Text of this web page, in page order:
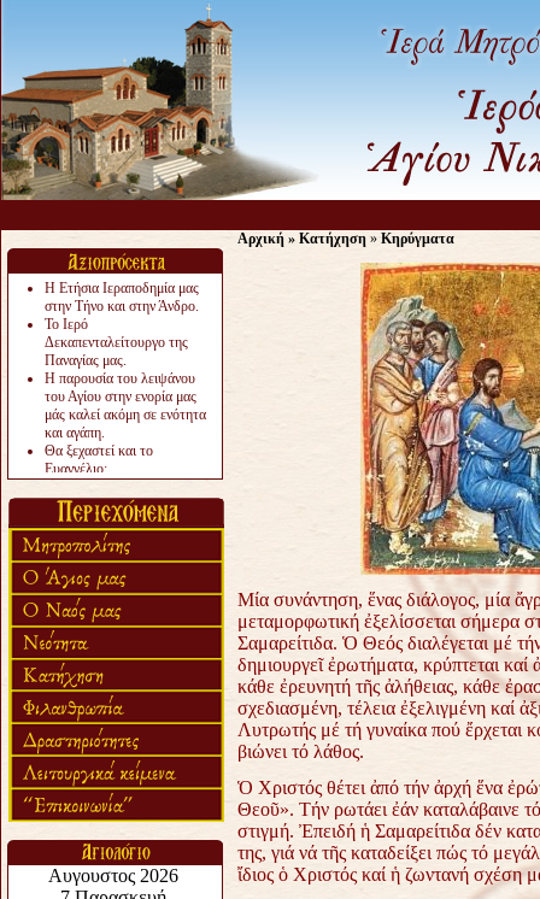
Η Ετήσια Ιεραποδημία μας
στην Τήνο και στην Άνδρο.
Το Ιερό
Δεκαπενταλείτουργο της
Παναγίας μας.
Η παρουσία του λειψάνου
του Αγίου στην ενορία μας
μάς καλεί ακόμη σε ενότητα
και αγάπη.
Θα ξεχαστεί και το
Ευαγγέλιο;
«πολύ αργά».
Ζητείται....
Αρχική » Κατήχηση » Κηρύγματα
Μία συνάντηση, ἕνας διάλογος, μία
μεταμορφωτική ἐξελίσσεται σήμερα
Σαμαρείτιδα. Ὁ Θεός διαλέγεται μέ
δημιουργεῖ ἐρωτήματα, κρύπτεται καί
κάθε ἐρευνητή τῆς ἀλήθειας, κάθε
σχεδιασμένη, τέλεια ἐξελιγμένη καί
Λυτρωτής μέ τή γυναίκα πού ἔρχεται
βιώνει τό λάθος.
Ὁ Χριστός θέτει ἀπό τήν ἀρχή ἕνα
Θεοῦ». Τήν ρωτάει ἐάν καταλάβαινε
στιγμή. Ἐπειδή ἡ Σαμαρείτιδα δέν
της, γιά νά τῆς καταδείξει πώς τό
ἴδιος ὁ Χριστός καί ἡ ζωντανή σχέση